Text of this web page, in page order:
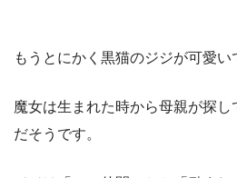
もうとにかく黒猫のジジが可愛い
魔女は生まれた時から母親が探
だそうです。